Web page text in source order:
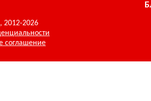
, 2012-2026
соглашение